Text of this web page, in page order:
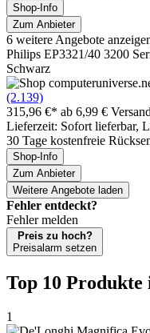
Shop-Info
Zum Anbieter
6 weitere Angebote
Philips EP3321/40 3200
Schwarz
(2.139)
315,96 €* ab 6,99 € Versand
Lieferzeit: Sofort lieferbar,
30 Tage kostenfreie
Shop-Info
Zum Anbieter
Weitere Angebote laden
Fehler entdeckt?
Fehler melden
Preis zu hoch?
Preisalarm setzen
Top 10 Produkte
1